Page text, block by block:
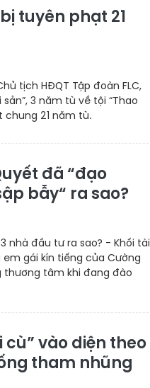
tuyên phạt 21
tịch HĐQT Tập đoàn FLC,
3 năm tù về tội “Thao
chung 21 năm tù.
đã “đạo
bẫy“ ra sao?
nhà đầu tư ra sao? - Khối tài
gái kín tiếng của Cường
thương tâm khi đang đào
vào diện theo
tham nhũng